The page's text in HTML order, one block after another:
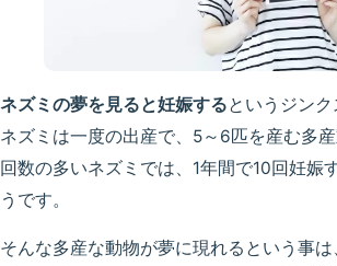
ネズミの夢を見ると妊娠するというジンク
ネズミは一度の出産で、5～6匹を産む多
回数の多いネズミでは、1年間で10回妊娠
うです。
そんな多産な動物が夢に現れるという事は